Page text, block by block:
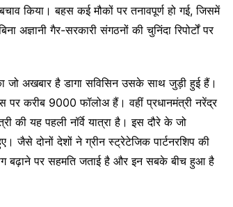
किया। बहस कई मौकों पर तनावपूर्ण हो गई, जिसमें
गैर-सरकारी संगठनों की चुनिंदा रिपोर्टों पर
जो अखबार है डागा सविसिन उसके साथ जुड़ी हुई हैं।
पर करीब 9000 फॉलोअ हैं। वहीं प्रधानमंत्री नरेंद्र
की यह पहली नॉर्वे यात्रा है। इस दौरे के जो
जैसे दोनों देशों ने ग्रीन स्ट्रेटेजिक पार्टनरशिप की
बढ़ाने पर सहमति जताई है और इन सबके बीच हुआ है